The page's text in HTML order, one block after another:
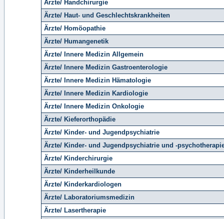
Ärzte/ Handchirurgie
Ärzte/ Haut- und Geschlechtskrankheiten
Ärzte/ Homöopathie
Ärzte/ Humangenetik
Ärzte/ Innere Medizin Allgemein
Ärzte/ Innere Medizin Gastroenterologie
Ärzte/ Innere Medizin Hämatologie
Ärzte/ Innere Medizin Kardiologie
Ärzte/ Innere Medizin Onkologie
Ärzte/ Kieferorthopädie
Ärzte/ Kinder- und Jugendpsychiatrie
Ärzte/ Kinder- und Jugendpsychiatrie und -
Ärzte/ Kinderchirurgie
Ärzte/ Kinderheilkunde
Ärzte/ Kinderkardiologen
Ärzte/ Laboratoriumsmedizin
Ärzte/ Lasertherapie